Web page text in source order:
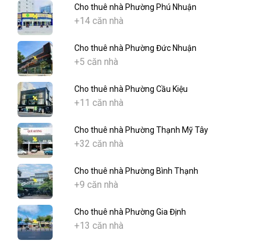
Cho thuê nhà Phường Phú Nhuận
+14 căn nhà
Cho thuê nhà Phường Đức Nhuận
+5 căn nhà
Cho thuê nhà Phường Cầu Kiệu
+11 căn nhà
Cho thuê nhà Phường Thạnh Mỹ Tây
+32 căn nhà
Cho thuê nhà Phường Bình Thạnh
+9 căn nhà
Cho thuê nhà Phường Gia Định
+13 căn nhà